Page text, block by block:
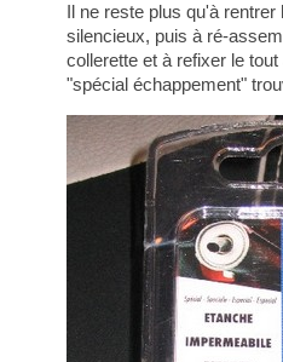
Il ne reste plus qu'à
silencieux, puis à ré-
collerette et à refixer le
"spécial échappement"